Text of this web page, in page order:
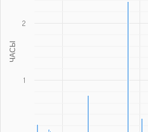
ЧАСЫ
1
2